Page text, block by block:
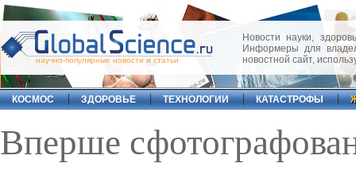
научно-популярные новости и статьи
Новости науки,
Информеры для
новостной сайт,
КОСМОС ЗДОРОВЬЕ ТЕХНОЛОГИИ КАТАСТРОФЫ
Вперше